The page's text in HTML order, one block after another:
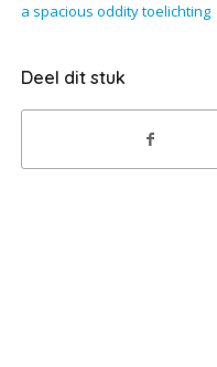
a spacious oddity toelichting
Deel dit stuk